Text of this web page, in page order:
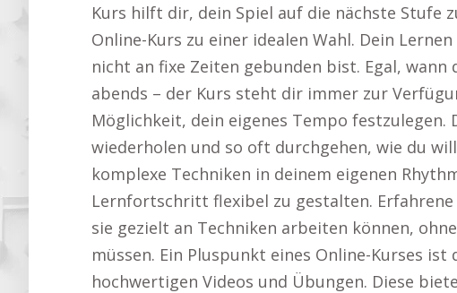
Kurs hilft dir, dein Spiel auf die nächste Stufe
Online-Kurs zu einer idealen Wahl. Dein
nicht an fixe Zeiten gebunden bist. Egal,
abends – der Kurs steht dir immer zur
Möglichkeit, dein eigenes Tempo
wiederholen und so oft durchgehen, wie du
komplexe Techniken in deinem eigenen
Lernfortschritt flexibel zu gestalten.
sie gezielt an Techniken arbeiten können,
müssen. Ein Pluspunkt eines Online-Kurses
hochwertigen Videos und Übungen. Diese